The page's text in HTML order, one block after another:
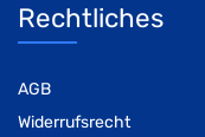
Rechtliches
AGB
Widerrufsrecht